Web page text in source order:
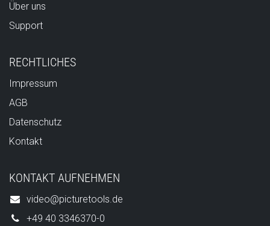
Über uns
Support
RECHTLICHES
Impressum
AGB
Datenschutz
Kontakt
KONTAKT AUFNEHMEN
video@picturetools.de
+49 40 3346370-0